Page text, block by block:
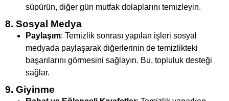
süpürün, diğer gün mutfak dolaplarını temizleyin.
8. Sosyal Medya
Paylaşım: Temizlik sonrası yapılan işleri sosyal
medyada paylaşarak diğerlerinin de temizlikteki
başarılarını görmesini sağlayın. Bu, topluluk desteği
sağlar.
9. Giyinme